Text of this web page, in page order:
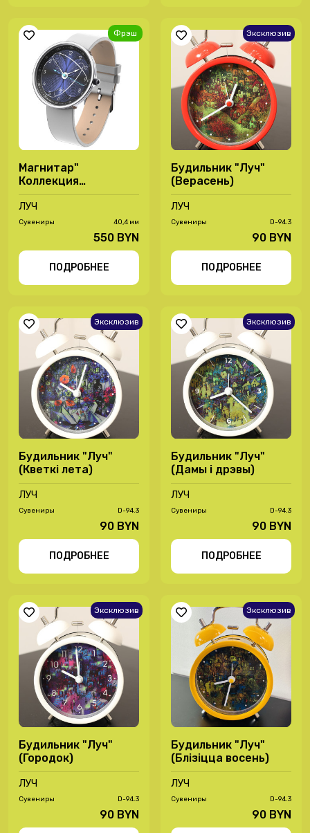
Фрэш
Магнитар"
Коллекция
"Обратный ход 2.0"-
72080003
ЛУЧ
Сувениры 40,4 мм
550 BYN
ПОДРОБНЕЕ
Эксклюзив
Будильник "Луч"
(Верасень)
ЛУЧ
Сувениры D-94.3
90 BYN
ПОДРОБНЕЕ
Эксклюзив
Будильник "Луч"
(Кветкі лета)
ЛУЧ
Сувениры D-94.3
90 BYN
ПОДРОБНЕЕ
Эксклюзив
Будильник "Луч"
(Дамы і дрэвы)
ЛУЧ
Сувениры D-94.3
90 BYN
ПОДРОБНЕЕ
Эксклюзив
Будильник "Луч"
(Городок)
ЛУЧ
Сувениры D-94.3
90 BYN
Эксклюзив
Будильник "Луч"
(Блізіцца восень)
ЛУЧ
Сувениры D-94.3
90 BYN